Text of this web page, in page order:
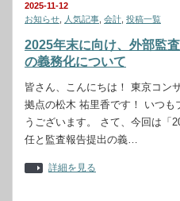
2025-11-12
お知らせ
人気記事 会計 投稿一覧
2025年末に向け、外部監
の義務化について
皆さん、こんにちは！ 東京コン
拠点の松木 祐里香です！ いつも
うございます。 さて、今回は「
任と監査報告提出の義…
詳細を見る